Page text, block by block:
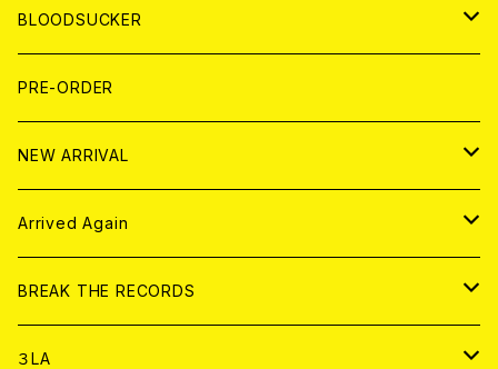
LP
7EP
LP
T-shirt
HOOD
WORLD
T-shirt
HOOD
MAGAZINE
BOLLOCKS
EL ZINE
写真集 (PHOTOBOOK)
BLOODSUCKER
CD
アナログ
アパレル
書籍
DIGITAL CONTENTS
PRE-ORDER
NEW ARRIVAL
CD
アナログ
Arrived Again
CD
アナログ
BREAK THE RECORDS
CD
３LA